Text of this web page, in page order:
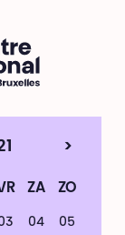
>
ZA ZO
04 05